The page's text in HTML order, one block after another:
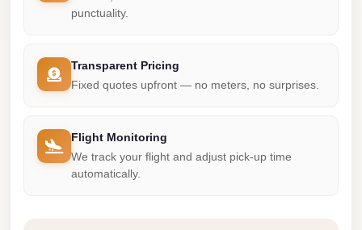
punctuality.
Transparent Pricing
Fixed quotes upfront — no meters, no surprises.
Flight Monitoring
We track your flight and adjust pick-up time
automatically.
Matrouh
Limousine
Limousine
Service